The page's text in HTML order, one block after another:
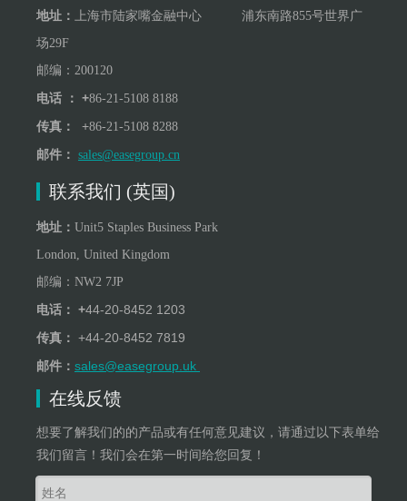
地址：
上海市陆家嘴金融中心 浦东南路855号世界广
场29F
邮编：200120
电话 ： +86-21-5108 8188
传真： +86-21-5108 8288
邮件： sales@easegroup.cn
联系我们 (英国)
地址： Unit5 Staples Business Park
London, United Kingdom
邮编： NW2 7JP
电话： +44-20-8452 1203
传真： +44-20-8452 7819
邮件： sales@easegroup.uk
在线反馈
想要了解我们的的产品或有任何意见建议，请通过以下表单给
我们留言！我们会在第一时间给您回复！